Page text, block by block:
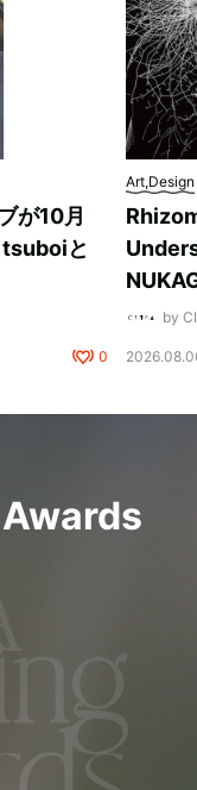
が10月
と
0
Art,Design
by